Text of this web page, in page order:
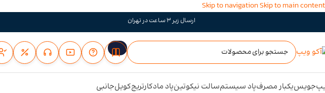
Skip to navigationSkip to main content
ارسال زیر 3 ساعت در تهران
جویسیکبار مصرفپاد سیستمسالت نیکوتینپاد مادکارتریجکویلجانبی